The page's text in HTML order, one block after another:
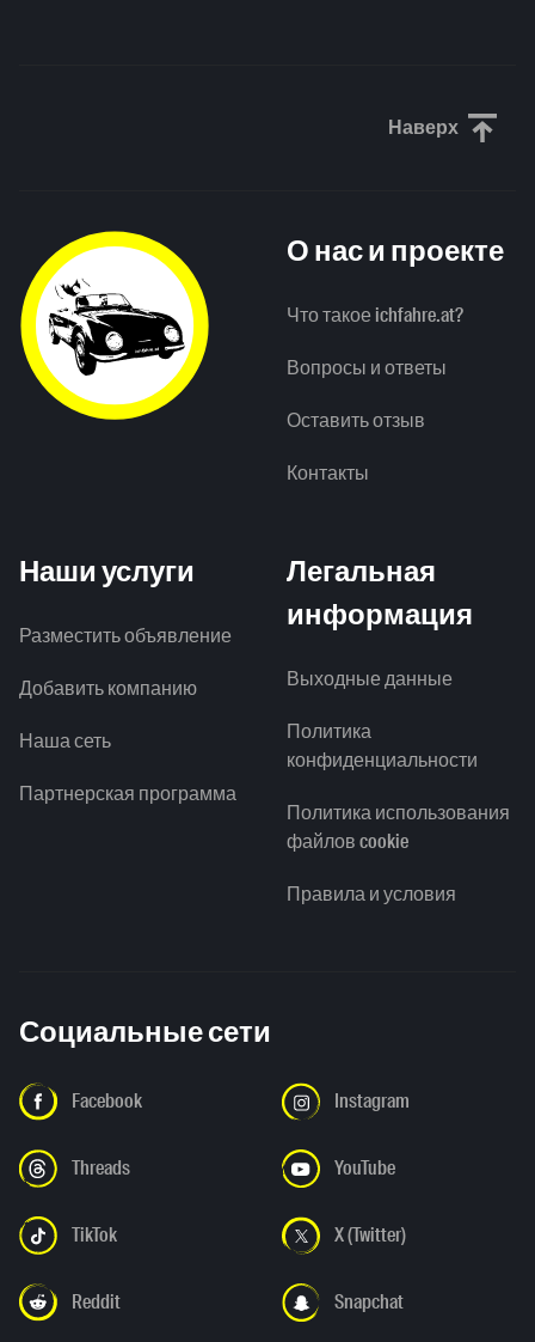
Наверх
О нас и проекте
Что такое ichfahre.at?
Вопросы и ответы
Оставить отзыв
Контакты
Наши услуги
Разместить объявление
Добавить компанию
Наша сеть
Партнерская программа
Легальная
информация
Выходные данные
Политика
конфиденциальности
Политика использования
файлов cookie
Правила и условия
Социальные сети
Facebook Instagram
Threads YouTube
TikTok X (Twitter)
Reddit Snapchat